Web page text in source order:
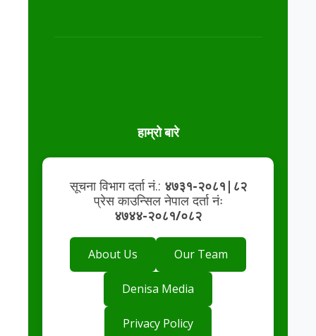
हाम्रो बारे
सूचना विभाग दर्ता नं.: ४७३१-२०८१|८२
प्रेस काउन्सिल नेपाल दर्ता नंः
४७४४-२०८१/०८२
About Us Our Team
Denisa Media
Privacy Policy